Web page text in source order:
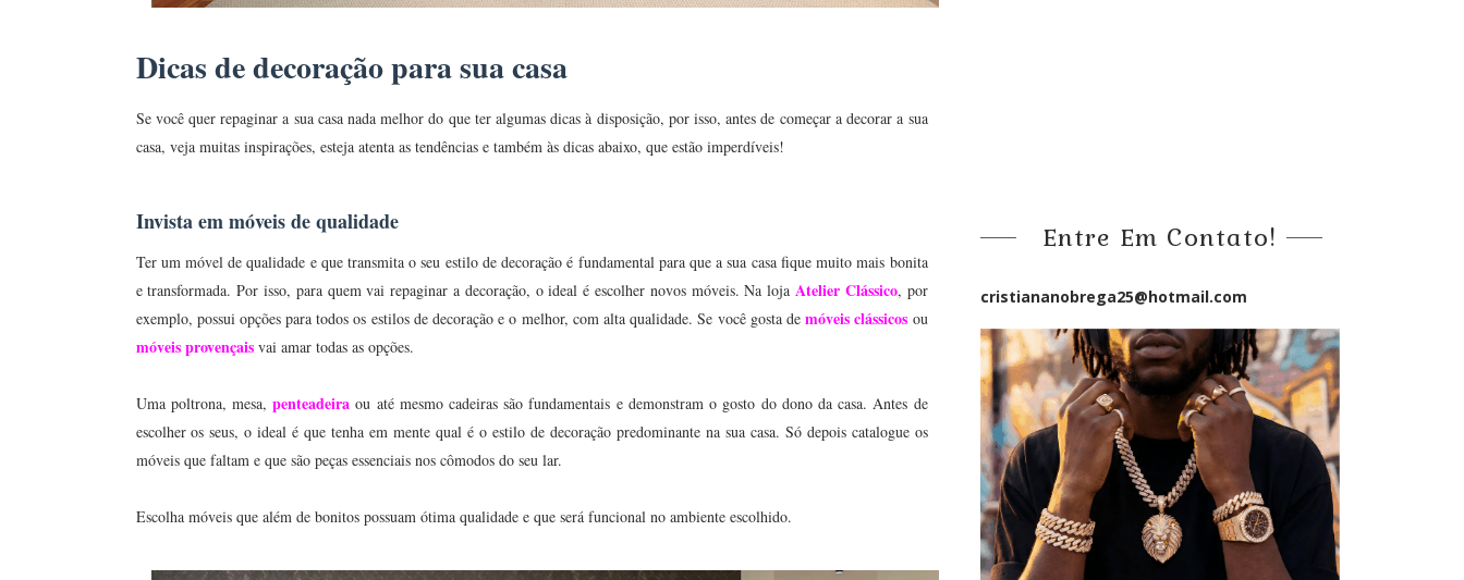
Dicas de decoração para sua casa
Se você quer repaginar a sua casa nada melhor do que ter algumas dicas à disposição, por isso, antes de começar a decorar a sua
casa, veja muitas inspirações, esteja atenta as tendências e também às dicas abaixo, que estão imperdíveis!
Invista em móveis de qualidade
Ter um móvel de qualidade e que transmita o seu estilo de decoração é fundamental para que a sua casa fique muito mais bonita
e transformada. Por isso, para quem vai repaginar a decoração, o ideal é escolher novos móveis. Na loja Atelier Clássico, por
exemplo, possui opções para todos os estilos de decoração e o melhor, com alta qualidade. Se você gosta demóveis clássicos ou
móveis provençaisvai amar todas as opções.
Uma poltrona, mesa, penteadeiraou até mesmo cadeiras são fundamentais e demonstram o gosto do dono da casa. Antes de
escolher os seus, o ideal é que tenha em mente qual é o estilo de decoração predominante na sua casa. Só depois catalogue os
móveis que faltam e que são peças essenciais nos cômodos do seu lar.
Escolha móveis que além de bonitos possuam ótima qualidade e que será funcional no ambiente escolhido.
Entre Em Contato!
cristiananobrega25@hotmail.com